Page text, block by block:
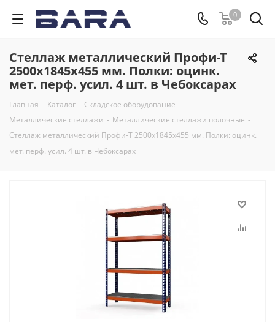
0
Стеллаж металлический Профи-Т
2500x1845x455 мм. Полки: оцинк.
мет. перф. усил. 4 шт. в Чебоксарах
Главная - Каталог - Складское оборудование -
Металлические стеллажи - Металлические стеллажи полочные -
Стеллаж металлический Профи-Т 2500x1845x455 мм. Полки: оцинк.
мет. перф. усил. 4 шт. в Чебоксарах